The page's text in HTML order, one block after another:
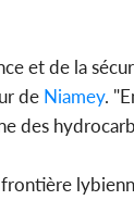
et de la
de Niamey.
des
frontière